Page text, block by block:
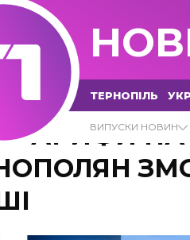
ТЕРНОПІЛЬ
ВИПУСКИ НОВИН
ТАРИФИ НА